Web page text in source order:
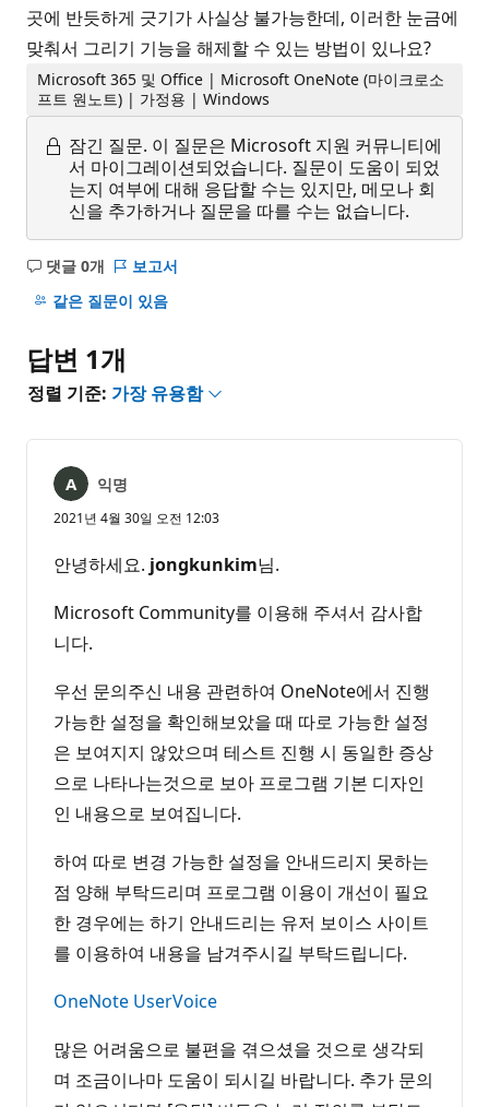
곳에 반듯하게 긋기가 사실상 불가능한데, 이러한 눈금에
맞춰서 그리기 기능을 해제할 수 있는 방법이 있나요?
Microsoft 365 및 Office | Microsoft OneNote (마이크로소
프트 원노트) | 가정용 | Windows
잠긴 질문. 이 질문은 Microsoft 지원 커뮤니티에
서 마이그레이션되었습니다. 질문이 도움이 되었
는지 여부에 대해 응답할 수는 있지만, 메모나 회
신을 추가하거나 질문을 따를 수는 없습니다.
댓글 0개
설
명
음
보고서
같은 질문이 있음
답변 1개
정렬 기준: 가장 유용함
익명
2021년 4월 30일 오전 12:03
안녕하세요. jongkunkim님.
Microsoft Community를 이용해 주셔서 감사합
니다.
우선 문의주신 내용 관련하여 OneNote에서 진행
가능한 설정을 확인해보았을 때 따로 가능한 설정
은 보여지지 않았으며 테스트 진행 시 동일한 증상
으로 나타나는것으로 보아 프로그램 기본 디자인
인 내용으로 보여집니다.
하여 따로 변경 가능한 설정을 안내드리지 못하는
점 양해 부탁드리며 프로그램 이용이 개선이 필요
한 경우에는 하기 안내드리는 유저 보이스 사이트
를 이용하여 내용을 남겨주시길 부탁드립니다.
OneNote UserVoice
많은 어려움으로 불편을 겪으셨을 것으로 생각되
며 조금이나마 도움이 되시길 바랍니다. 추가 문의